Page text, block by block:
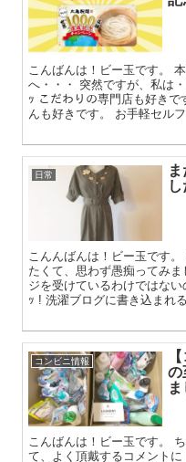
こんばんは！ビー玉です。
へ・・・ 突然ですが、私は
ｯ こだわりの専門店も好き
んも好きです。 お手軽セル
日常
こんんばんは！ビー玉です
たくて、思わず愚痴ってみ
ジを受けているわけではな
ｯ ! 洗濯ブログに書き込まれ
コンビニ情報
の
こんばんは！ビー玉です。
て、よく頂戴するコメント